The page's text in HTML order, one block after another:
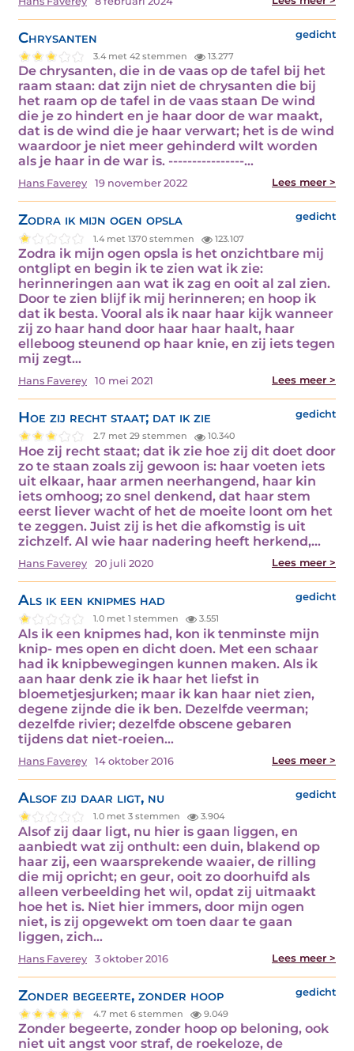
Chrysanten gedicht
3.4 met 42 stemmen 13.277
De chrysanten, die in de vaas op de tafel bij het
raam staan: dat zijn niet de chrysanten die bij
het raam op de tafel in de vaas staan De wind
die je zo hindert en je haar door de war maakt,
dat is de wind die je haar verwart; het is de wind
waardoor je niet meer gehinderd wilt worden
als je haar in de war is. ----------------…
Hans Faverey 19 november 2022 Lees meer >
Zodra ik mijn ogen opsla gedicht
1.4 met 1370 stemmen 123.107
Zodra ik mijn ogen opsla is het onzichtbare mij
ontglipt en begin ik te zien wat ik zie:
herinneringen aan wat ik zag en ooit al zal zien.
Door te zien blijf ik mij herinneren; en hoop ik
dat ik besta. Vooral als ik naar haar kijk wanneer
zij zo haar hand door haar haar haalt, haar
elleboog steunend op haar knie, en zij iets tegen
mij zegt…
Hans Faverey 10 mei 2021 Lees meer >
Hoe zij recht staat; dat ik zie gedicht
2.7 met 29 stemmen 10.340
Hoe zij recht staat; dat ik zie hoe zij dit doet door
zo te staan zoals zij gewoon is: haar voeten iets
uit elkaar, haar armen neerhangend, haar kin
iets omhoog; zo snel denkend, dat haar stem
eerst liever wacht of het de moeite loont om het
te zeggen. Juist zij is het die afkomstig is uit
zichzelf. Al wie haar nadering heeft herkend,…
Hans Faverey 20 juli 2020 Lees meer >
Als ik een knipmes had gedicht
1.0 met 1 stemmen 3.551
Als ik een knipmes had, kon ik tenminste mijn
knip- mes open en dicht doen. Met een schaar
had ik knipbewegingen kunnen maken. Als ik
aan haar denk zie ik haar het liefst in
bloemetjesjurken; maar ik kan haar niet zien,
degene zijnde die ik ben. Dezelfde veerman;
dezelfde rivier; dezelfde obscene gebaren
tijdens dat niet-roeien…
Hans Faverey 14 oktober 2016 Lees meer >
Alsof zij daar ligt, nu gedicht
1.0 met 3 stemmen 3.904
Alsof zij daar ligt, nu hier is gaan liggen, en
aanbiedt wat zij onthult: een duin, blakend op
haar zij, een waarsprekende waaier, de rilling
die mij opricht; en geur, ooit zo doorhuifd als
alleen verbeelding het wil, opdat zij uitmaakt
hoe het is. Niet hier immers, door mijn ogen
niet, is zij opgewekt om toen daar te gaan
liggen, zich…
Hans Faverey 3 oktober 2016 Lees meer >
Zonder begeerte, zonder hoop gedicht
4.7 met 6 stemmen 9.049
Zonder begeerte, zonder hoop op beloning, ook
niet uit angst voor straf, de roekeloze, de